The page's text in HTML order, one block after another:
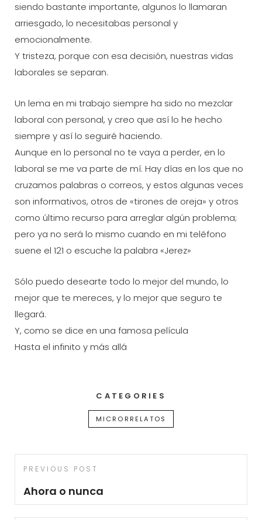
siendo bastante importante, algunos lo llamaran
arriesgado, lo necesitabas personal y
emocionalmente.
Y tristeza, porque con esa decisión, nuestras vidas
laborales se separan.
Un lema en mi trabajo siempre ha sido no mezclar
laboral con personal, y creo que así lo he hecho
siempre y así lo seguiré haciendo.
Aunque en lo personal no te vaya a perder, en lo
laboral se me va parte de mí. Hay días en los que no
cruzamos palabras o correos, y estos algunas veces
son informativos, otros de «tirones de oreja» y otros
como último recurso para arreglar algún problema;
pero ya no será lo mismo cuando en mi teléfono
suene el 121 o escuche la palabra «Jerez»
Sólo puedo desearte todo lo mejor del mundo, lo
mejor que te mereces, y lo mejor que seguro te
llegará.
Y, como se dice en una famosa película
Hasta el infinito y más allá
CATEGORIES
MICRORRELATOS
Navegación
de
entradas
Previous
Post
PREVIOUS POST
Ahora o nunca